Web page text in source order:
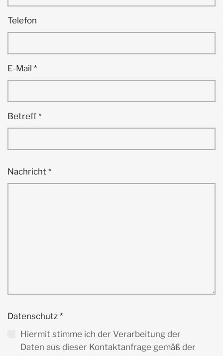
Telefon
E-Mail *
Betreff *
Nachricht *
Datenschutz *
Hiermit stimme ich der Verarbeitung der
Daten aus dieser Kontaktanfrage gemäß der